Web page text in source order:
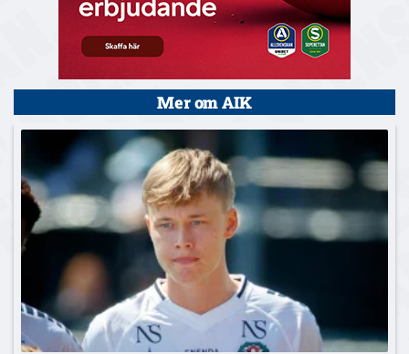
Mer om AIK